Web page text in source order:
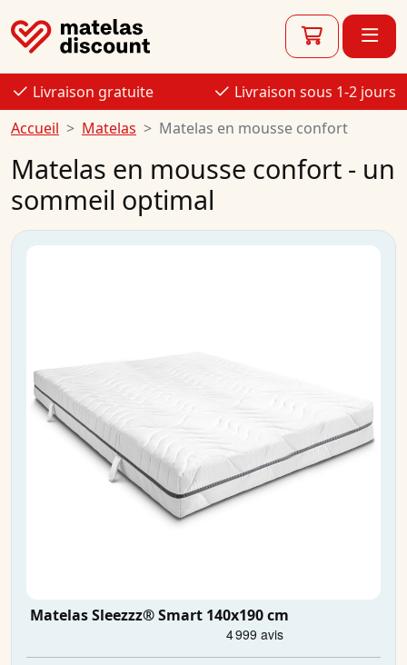
Livraison gratuite
Livraison sous 1-2 jours
Accueil
Matelas Matelas en mousse confort
Matelas en mousse confort - un
sommeil optimal
Matelas Sleezzz® Smart 140x190 cm